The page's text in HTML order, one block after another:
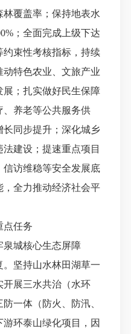
林覆盖率； 保持地表水
； 全面完成上级下达
束性考核指标，持续
特色农业、文旅产业
展 ； 扎实做好民生保障
、养老等公共服务供
长同步提升； 深化城乡
法建设 ； 提速重点项目
信访维稳等安全发展底
全力推动经济社会平
点任务
泉城核心生态屏障
坚持山水林田湖草一
展三水共治（水环
一体（防火、防汛、
环泰山绿化项目，因